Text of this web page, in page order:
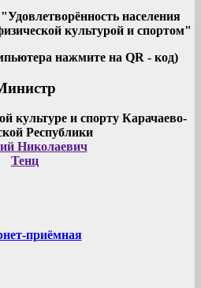
населения
культурой и спортом"
нажмите на QR - код)
Николаевич
Тенц
приёмная